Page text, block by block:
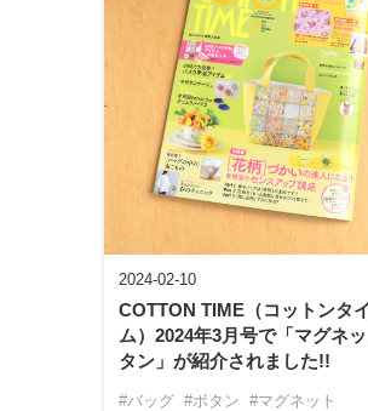
2024-02-10
COTTON TIME（コットンタイ
ム）2024年3月号で「マグネ
タン」が紹介されました!!
#バッグ #ボタン #マグネット